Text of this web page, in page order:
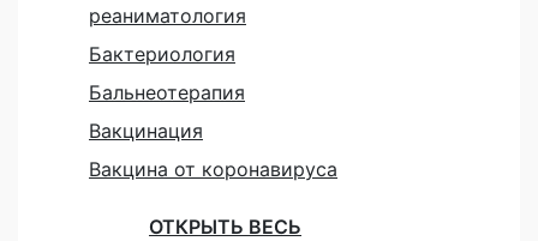
реаниматология
Бактериология
Бальнеотерапия
Вакцинация
Вакцина от коронавируса
ОТКРЫТЬ ВЕСЬ